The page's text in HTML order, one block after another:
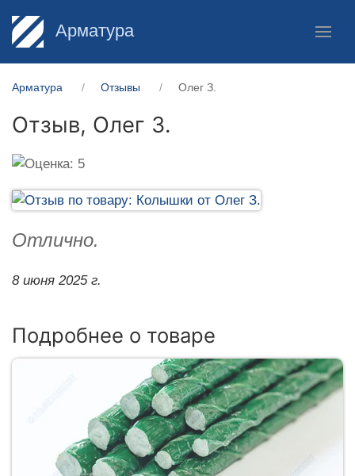
Арматура
Арматура Отзывы Олег З.
Отзыв, Олег З.
Отлично.
8 июня 2025 г.
Подробнее о товаре